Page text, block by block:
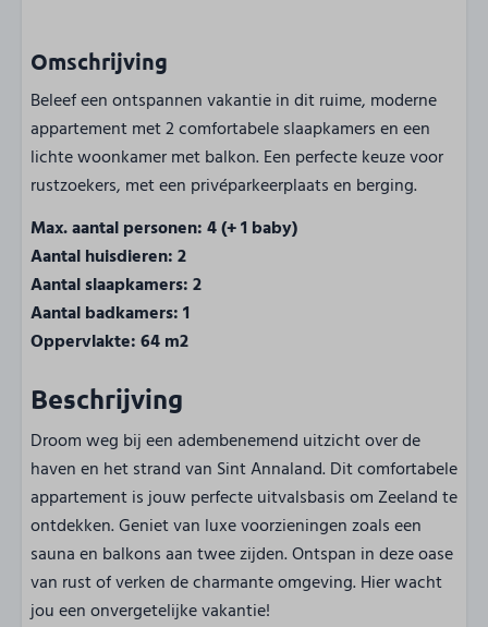
Omschrijving
Beleef een ontspannen vakantie in dit ruime, moderne
appartement met 2 comfortabele slaapkamers en een
lichte woonkamer met balkon. Een perfecte keuze voor
rustzoekers, met een privéparkeerplaats en berging.
Max. aantal personen: 4 (+ 1 baby)
Aantal huisdieren: 2
Aantal slaapkamers: 2
Aantal badkamers: 1
Oppervlakte: 64 m2
Beschrijving
Droom weg bij een adembenemend uitzicht over de
haven en het strand van Sint Annaland. Dit comfortabele
appartement is jouw perfecte uitvalsbasis om Zeeland te
ontdekken. Geniet van luxe voorzieningen zoals een
sauna en balkons aan twee zijden. Ontspan in deze oase
van rust of verken de charmante omgeving. Hier wacht
jou een onvergetelijke vakantie!